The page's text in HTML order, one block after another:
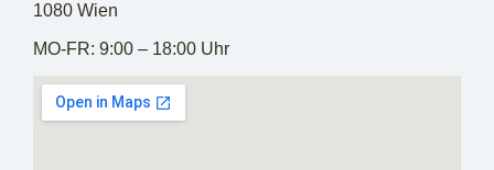
1080 Wien
MO-FR: 9:00 – 18:00 Uhr